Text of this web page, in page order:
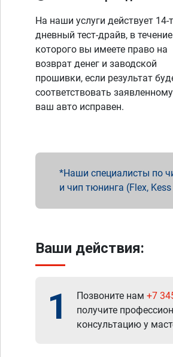
На наши услуги действует 14-
дневный тест-драйв, в течение
которого вы имеете право на
возврат денег и заводской
прошивки, если результат
соответствовать
ваш авто исправен.
Наши специалисты по
и чип тюнинга (Flex,
Ваши действия:
1 Позвоните нам +7
получите
консультацию у